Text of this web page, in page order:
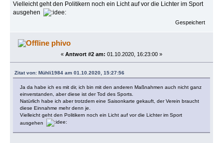
Vielleicht geht den Politikern noch ein Licht auf vor die Lichter im Sport
ausgehen
Gespeichert
phivo
« Antwort #2 am: 01.10.2020, 16:23:00 »
Zitat von: Mühli1984 am 01.10.2020, 15:27:56
Ja da habe ich es mit dir, ich bin mit den anderen Maßnahmen auch nicht ganz
einverstanden, aber diese ist der Tod des Sports.
Natürlich habe ich aber trotzdem eine Saisonkarte gekauft, der Verein braucht
diese Einnahme mehr denn je.
Vielleicht geht den Politikern noch ein Licht auf vor die Lichter im Sport
ausgehen